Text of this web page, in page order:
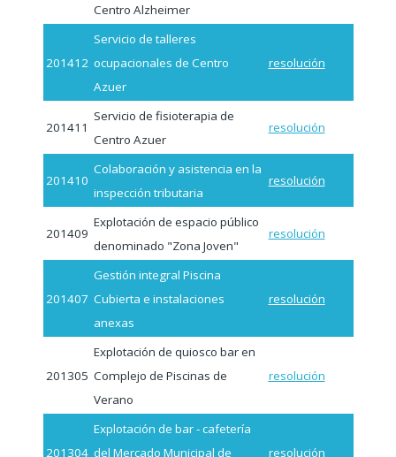
Centro Alzheimer
201412
Servicio de talleres
ocupacionales de Centro
Azuer
resolución
201411
Servicio de fisioterapia de
Centro Azuer
resolución
201410
Colaboración y asistencia en la
inspección tributaria
resolución
201409
Explotación de espacio público
denominado "Zona Joven"
resolución
201407
Gestión integral Piscina
Cubierta e instalaciones
anexas
resolución
201305
Explotación de quiosco bar en
Complejo de Piscinas de
Verano
resolución
201304
Explotación de bar - cafetería
del Mercado Municipal de
resolución